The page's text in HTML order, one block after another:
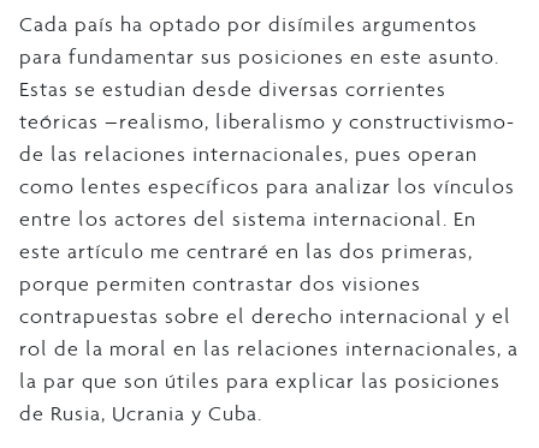
Cada país ha optado por disímiles argumentos
para fundamentar sus posiciones en este asunto.
Estas se estudian desde diversas corrientes
teóricas –realismo, liberalismo y constructivismo-
de las relaciones internacionales, pues operan
como lentes específicos para analizar los vínculos
entre los actores del sistema internacional. En
este artículo me centraré en las dos primeras,
porque permiten contrastar dos visiones
contrapuestas sobre el derecho internacional y el
rol de la moral en las relaciones internacionales, a
la par que son útiles para explicar las posiciones
de Rusia, Ucrania y Cuba.